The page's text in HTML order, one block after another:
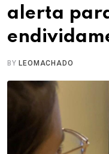
alerta
BYLEOMACHADO